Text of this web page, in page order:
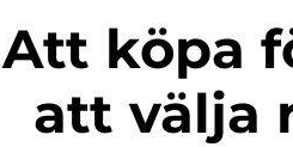
Att köpa fönster: En guide till
att välja